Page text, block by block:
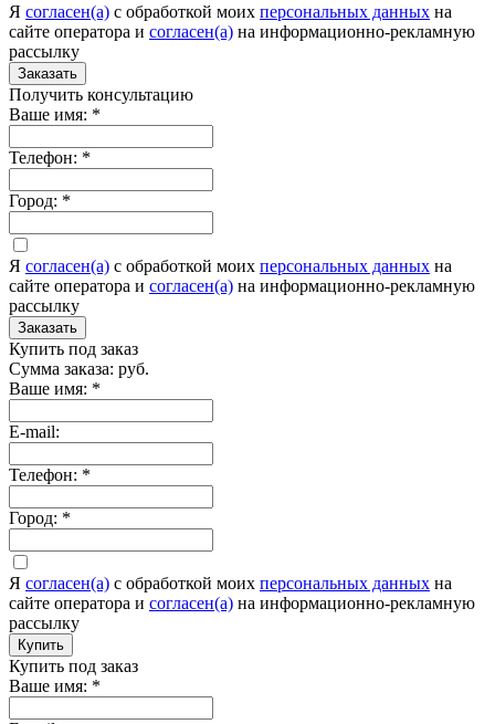
Я согласен(а) c обработкой моих персональных данных на
сайте оператора и согласен(а) на информационно-рекламную
рассылку
Заказать
Получить консультацию
Ваше имя: *
Телефон: *
Город: *
Я согласен(а) c обработкой моих персональных данных на
сайте оператора и согласен(а) на информационно-рекламную
рассылку
Заказать
Купить под заказ
Сумма заказа: руб.
Ваше имя: *
E-mail:
Телефон: *
Город: *
Я согласен(а) c обработкой моих персональных данных на
сайте оператора и согласен(а) на информационно-рекламную
рассылку
Купить
Купить под заказ
Ваше имя: *